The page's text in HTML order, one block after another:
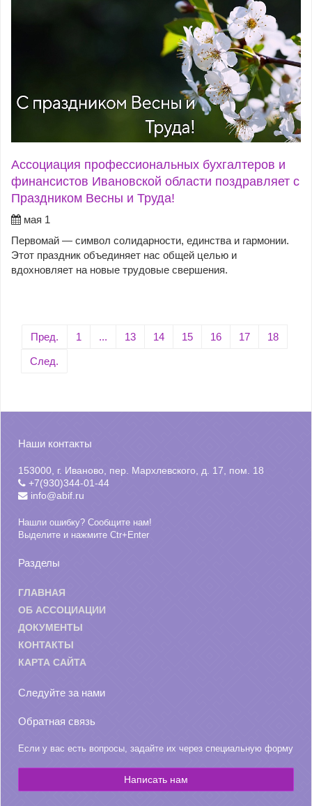
Ассоциация профессиональных бухгалтеров и
финансистов Ивановской области поздравляет с
Праздником Весны и Труда!
мая 1
Первомай — символ солидарности, единства и гармонии.
Этот праздник объединяет нас общей целью и
вдохновляет на новые трудовые свершения.
Пред. 1 ... 13 14 15 16 17 18
След.
Наши контакты
153000, г. Иваново, пер. Мархлевского, д. 17, пом. 18
+7(930)344-01-44
info@abif.ru
Нашли ошибку? Сообщите нам!
Выделите и нажмите Ctr+Enter
Разделы
ГЛАВНАЯ
ОБ АССОЦИАЦИИ
ДОКУМЕНТЫ
КОНТАКТЫ
КАРТА САЙТА
Следуйте за нами
Обратная связь
Если у вас есть вопросы, задайте их через специальную форму
Написать нам